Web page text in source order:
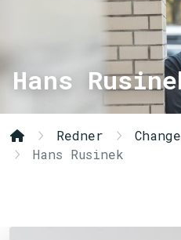
Hans
Redner
Hans Rusinek